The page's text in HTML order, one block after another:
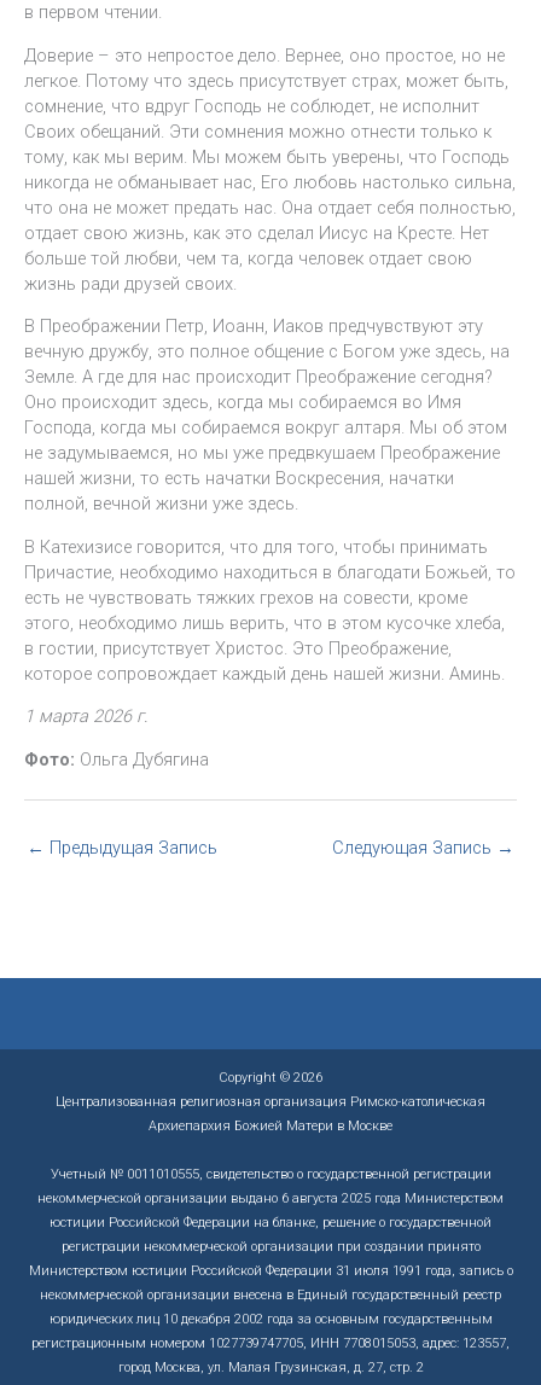
в первом чтении.
Доверие – это непростое дело. Вернее, оно простое, но не
легкое. Потому что здесь присутствует страх, может быть,
сомнение, что вдруг Господь не соблюдет, не исполнит
Своих обещаний. Эти сомнения можно отнести только к
тому, как мы верим. Мы можем быть уверены, что Господь
никогда не обманывает нас, Его любовь настолько сильна,
что она не может предать нас. Она отдает себя полностью,
отдает свою жизнь, как это сделал Иисус на Кресте. Нет
больше той любви, чем та, когда человек отдает свою
жизнь ради друзей своих.
В Преображении Петр, Иоанн, Иаков предчувствуют эту
вечную дружбу, это полное общение с Богом уже здесь, на
Земле. А где для нас происходит Преображение сегодня?
Оно происходит здесь, когда мы собираемся во Имя
Господа, когда мы собираемся вокруг алтаря. Мы об этом
не задумываемся, но мы уже предвкушаем Преображение
нашей жизни, то есть начатки Воскресения, начатки
полной, вечной жизни уже здесь.
В Катехизисе говорится, что для того, чтобы принимать
Причастие, необходимо находиться в благодати Божьей, то
есть не чувствовать тяжких грехов на совести, кроме
этого, необходимо лишь верить, что в этом кусочке хлеба,
в гостии, присутствует Христос. Это Преображение,
которое сопровождает каждый день нашей жизни. Аминь.
1 марта 2026 г.
Фото: Ольга Дубягина
← Предыдущая Запись Следующая Запись →
Copyright © 2026
Централизованная религиозная организация Римско-католическая
Архиепархия Божией Матери в Москве
Учетный № 0011010555, свидетельство о государственной регистрации
некоммерческой организации выдано 6 августа 2025 года Министерством
юстиции Российской Федерации на бланке, решение о государственной
регистрации некоммерческой организации при создании принято
Министерством юстиции Российской Федерации 31 июля 1991 года, запись о
некоммерческой организации внесена в Единый государственный реестр
юридических лиц 10 декабря 2002 года за основным государственным
регистрационным номером 1027739747705, ИНН 7708015053, адрес: 123557,
город Москва, ул. Малая Грузинская, д. 27, стр. 2